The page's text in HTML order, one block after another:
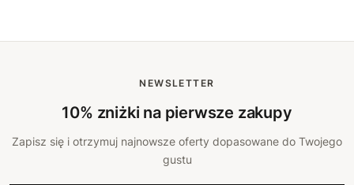
NEWSLETTER
10% zniżki na pierwsze zakupy
Zapisz się i otrzymuj najnowsze oferty dopasowane do Twojego
gustu